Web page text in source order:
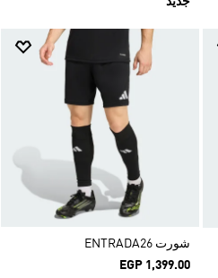
شورت ENTRADA26
EGP 1,399.00